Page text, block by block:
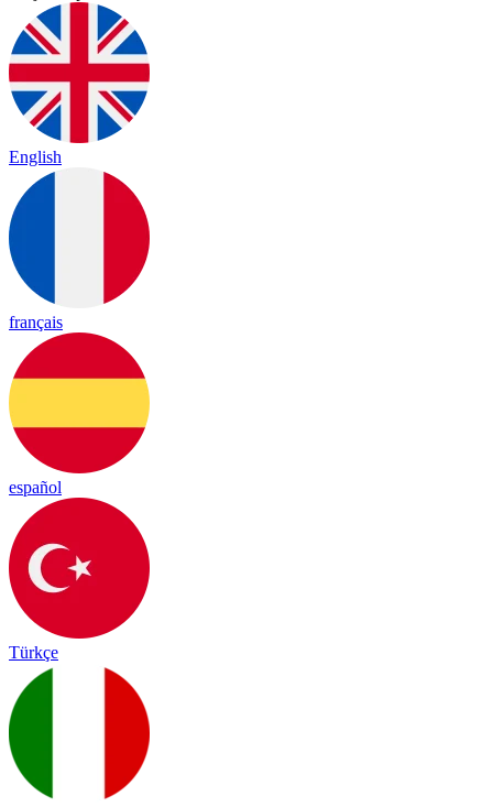
English
français
español
Türkçe